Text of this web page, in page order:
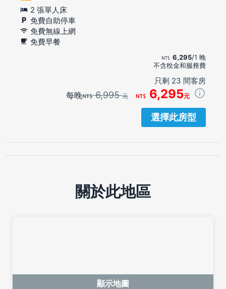
2 張單人床
免費自助停車
免費無線上網
免費早餐
6,295/1 晚
不含稅金和服務費
只剩 23 間客房
每晚 6,995元 6,295元
選擇此房型
關於此地區
顯示地圖